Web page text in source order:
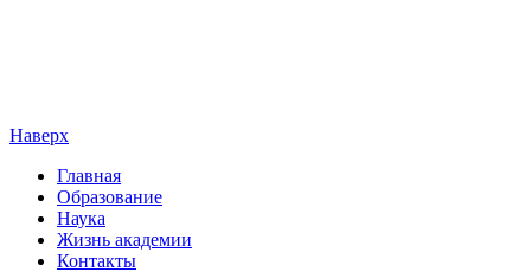
Наверх
Главная
Образование
Наука
Жизнь академии
Контакты